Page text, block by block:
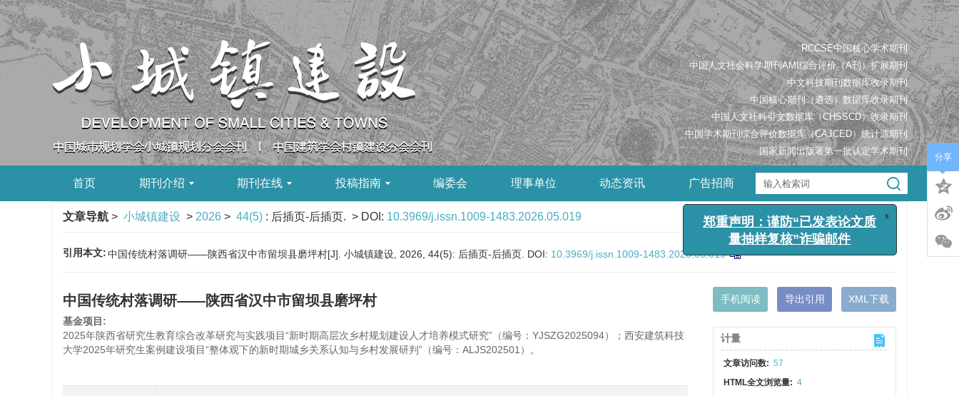
RCCSE中国核心学术期刊
中国人文社会科学期刊AMI综合评价（A刊）扩展期刊
中文科技期刊数据库收录期刊
中国核心期刊（遴选）数据库收录期刊
中国人文社科引文数据库（CHSSCD）收录期刊
中国学术期刊综合评价数据库（CAJCED）统计源期刊
国家新闻出版署第一批认定学术期刊
首页 期刊介绍 期刊在线 投稿指南 编委会 理事单位 动态资讯 广告招商
文章导航 > 小城镇建设 > 2026 > 44(5) : 后插页-后插页. > DOI: 10.3969/j.issn.1009-1483.2026.05.019
引用本文:中国传统村落调研——陕西省汉中市留坝县磨坪村[J]. 小城镇建设, 2026, 44(5): 后插页-后插页. DOI: 10.3969/j.issn.1009-1483.2026.05.019
中国传统村落调研——陕西省汉中市留坝县磨坪村
基金项目:
2025年陕西省研究生教育综合改革研究与实践项目“新时期高层次乡村规划建设人才培养模式研究”（编号：YJSZG2025094）；西安建筑科技
大学2025年研究生案例建设项目“整体观下的新时期城乡关系认知与乡村发展研判”（编号：ALJS202501）。
手机阅读 导出引用 XML下载
计量
文章访问数: 57
HTML全文浏览量: 4
分享
x
郑重声明：谨防“已发表论文质
量抽样复核”诈骗邮件